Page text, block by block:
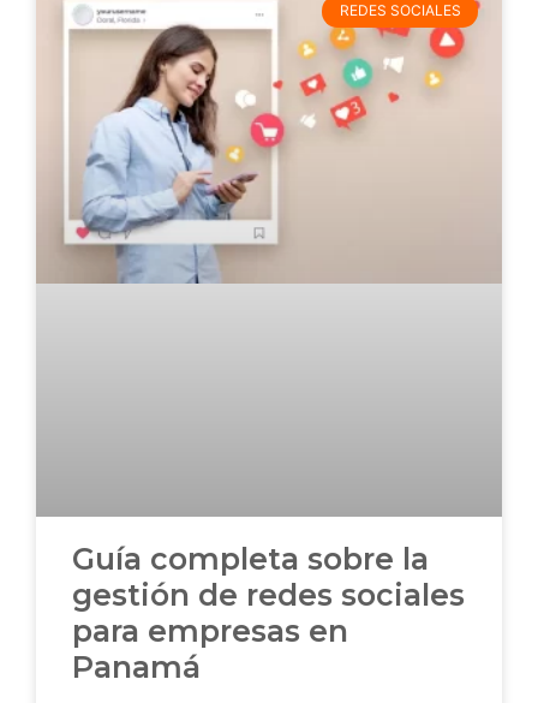
REDES SOCIALES
Guía completa sobre la
gestión de redes sociales
para empresas en
Panamá